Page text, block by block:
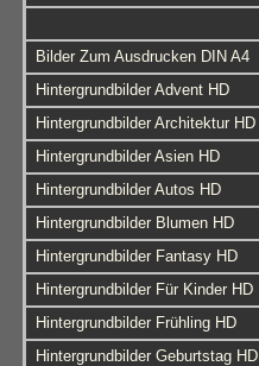
Bilder Zum Ausdrucken DIN A4
Hintergrundbilder Advent HD
Hintergrundbilder Architektur HD
Hintergrundbilder Asien HD
Hintergrundbilder Autos HD
Hintergrundbilder Blumen HD
Hintergrundbilder Fantasy HD
Hintergrundbilder Für Kinder HD
Hintergrundbilder Frühling HD
Hintergrundbilder Geburtstag HD